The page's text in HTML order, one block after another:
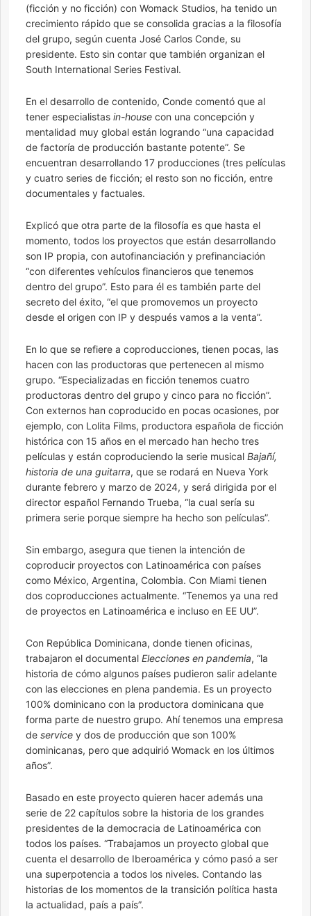
(ficción y no ficción) con Womack Studios, ha tenido un
crecimiento rápido que se consolida gracias a la filosofía
del grupo, según cuenta José Carlos Conde, su
presidente. Esto sin contar que también organizan el
South International Series Festival.
En el desarrollo de contenido, Conde comentó que al
tener especialistas in-house con una concepción y
mentalidad muy global están logrando “una capacidad
de factoría de producción bastante potente”. Se
encuentran desarrollando 17 producciones (tres películas
y cuatro series de ficción; el resto son no ficción, entre
documentales y factuales.
Explicó que otra parte de la filosofía es que hasta el
momento, todos los proyectos que están desarrollando
son IP propia, con autofinanciación y prefinanciación
“con diferentes vehículos financieros que tenemos
dentro del grupo”. Esto para él es también parte del
secreto del éxito, “el que promovemos un proyecto
desde el origen con IP y después vamos a la venta”.
En lo que se refiere a coproducciones, tienen pocas, las
hacen con las productoras que pertenecen al mismo
grupo. “Especializadas en ficción tenemos cuatro
productoras dentro del grupo y cinco para no ficción”.
Con externos han coproducido en pocas ocasiones, por
ejemplo, con Lolita Films, productora española de ficción
histórica con 15 años en el mercado han hecho tres
películas y están coproduciendo la serie musical Bajañí,
historia de una guitarra, que se rodará en Nueva York
durante febrero y marzo de 2024, y será dirigida por el
director español Fernando Trueba, “la cual sería su
primera serie porque siempre ha hecho son películas”.
Sin embargo, asegura que tienen la intención de
coproducir proyectos con Latinoamérica con países
como México, Argentina, Colombia. Con Miami tienen
dos coproducciones actualmente. “Tenemos ya una red
de proyectos en Latinoamérica e incluso en EE UU”.
Con República Dominicana, donde tienen oficinas,
trabajaron el documental Elecciones en pandemia, “la
historia de cómo algunos países pudieron salir adelante
con las elecciones en plena pandemia. Es un proyecto
100% dominicano con la productora dominicana que
forma parte de nuestro grupo. Ahí tenemos una empresa
de service y dos de producción que son 100%
dominicanas, pero que adquirió Womack en los últimos
años”.
Basado en este proyecto quieren hacer además una
serie de 22 capítulos sobre la historia de los grandes
presidentes de la democracia de Latinoamérica con
todos los países. “Trabajamos un proyecto global que
cuenta el desarrollo de Iberoamérica y cómo pasó a ser
una superpotencia a todos los niveles. Contando las
historias de los momentos de la transición política hasta
la actualidad, país a país”.